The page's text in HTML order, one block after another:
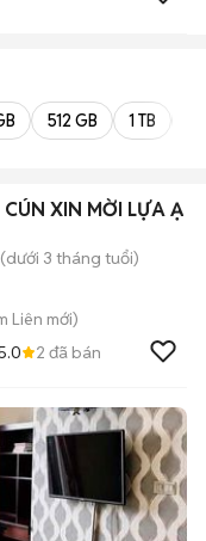
512 GB 1 TB
XIN MỜI LỰA Ạ
3 tháng tuổi)
Liên mới)
2 đã bán